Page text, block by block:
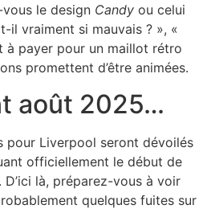
le design Candy ou celui
il vraiment si mauvais ? », «
à payer pour un maillot rétro
promettent d’être animées.
août 2025…
pour Liverpool seront dévoilés
officiellement le début de
là, préparez-vous à voir
quelques fuites sur